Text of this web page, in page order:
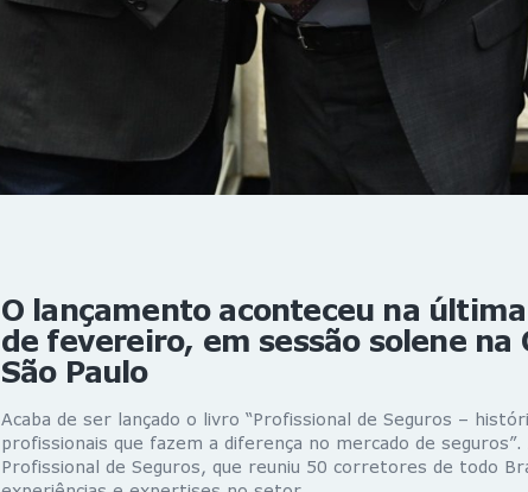
O lançamento aconteceu na
de fevereiro, em sessão solene na
São Paulo
Acaba de ser lançado o livro “Profissional de Seguros –
profissionais que fazem a diferença no mercado de
Profissional de Seguros, que reuniu 50 corretores de todo